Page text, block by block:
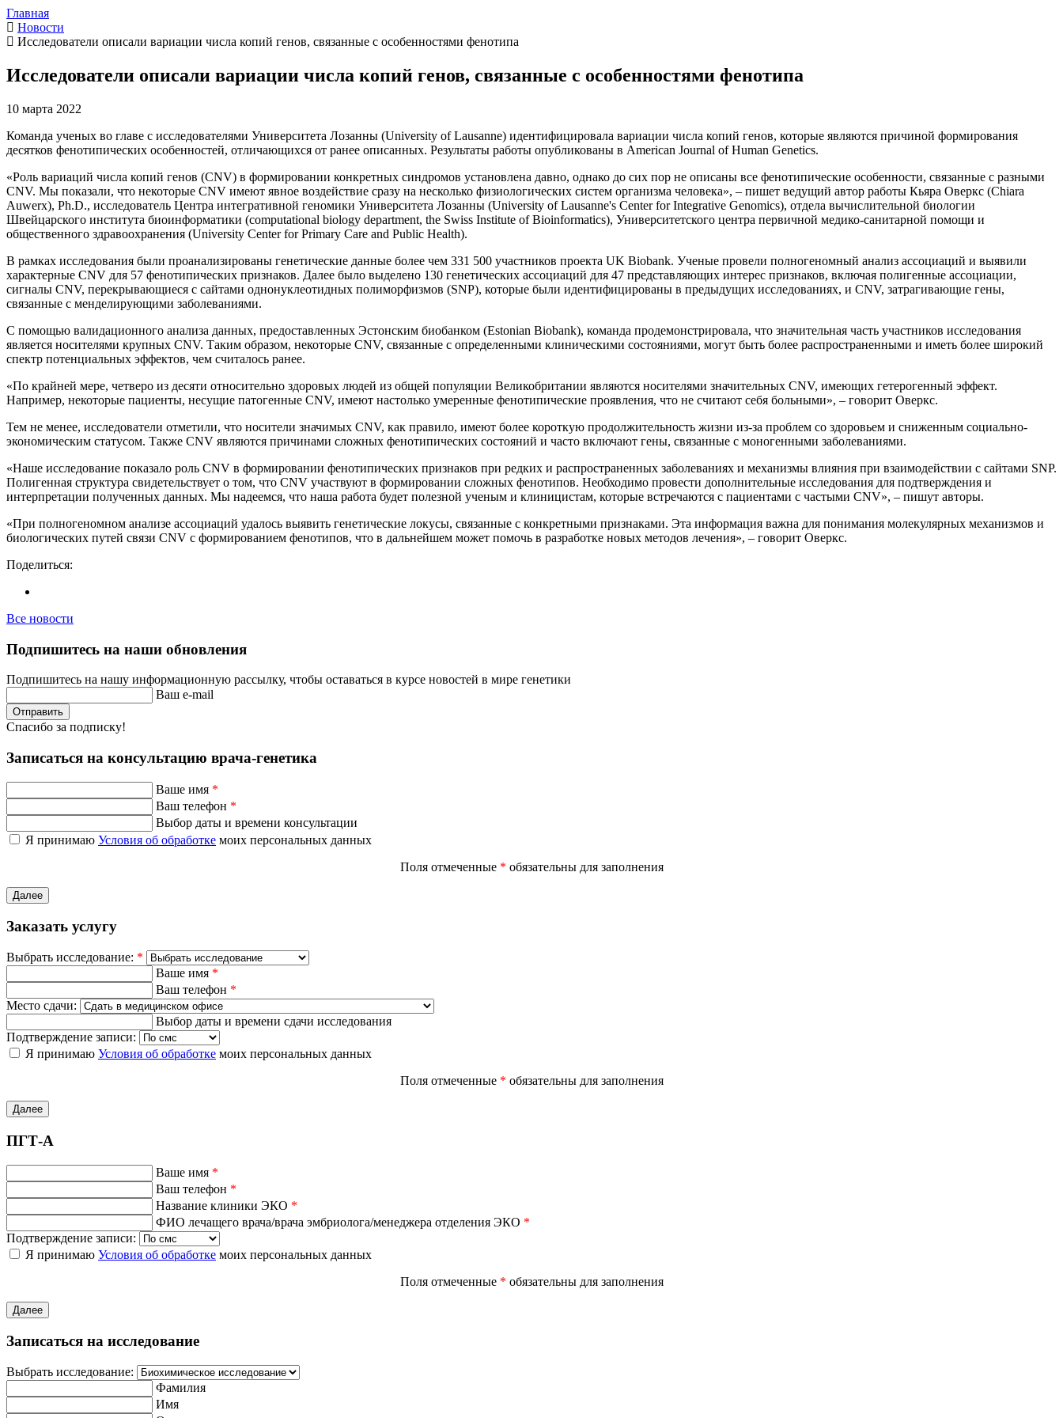
Главная
Новости
Исследователи описали вариации числа копий генов, связанные с особенностями фенотипа
Исследователи описали вариации числа копий генов, связанные с особенностями фенотипа
10 марта 2022
Команда ученых во главе с исследователями Университета Лозанны (University of Lausanne) идентифицировала вариации числа копий генов, которые являются причиной формирования
десятков фенотипических особенностей, отличающихся от ранее описанных. Результаты работы опубликованы в American Journal of Human Genetics.
«Роль вариаций числа копий генов (CNV) в формировании конкретных синдромов установлена давно, однако до сих пор не описаны все фенотипические особенности, связанные с разными
CNV. Мы показали, что некоторые CNV имеют явное воздействие сразу на несколько физиологических систем организма человека», – пишет ведущий автор работы Кьяра Оверкс (Chiara
Auwerx), Ph.D., исследователь Центра интегративной геномики Университета Лозанны (University of Lausanne's Center for Integrative Genomics), отдела вычислительной биологии
Швейцарского института биоинформатики (computational biology department, the Swiss Institute of Bioinformatics), Университетского центра первичной медико-санитарной помощи и
общественного здравоохранения (University Center for Primary Care and Public Health).
В рамках исследования были проанализированы генетические данные более чем 331 500 участников проекта UK Biobank. Ученые провели полногеномный анализ ассоциаций и выявили
характерные CNV для 57 фенотипических признаков. Далее было выделено 130 генетических ассоциаций для 47 представляющих интерес признаков, включая полигенные ассоциации,
сигналы CNV, перекрывающиеся с сайтами однонуклеотидных полиморфизмов (SNP), которые были идентифицированы в предыдущих исследованиях, и CNV, затрагивающие гены,
связанные с менделирующими заболеваниями.
С помощью валидационного анализа данных, предоставленных Эстонским биобанком (Estonian Biobank), команда продемонстрировала, что значительная часть участников исследования
является носителями крупных CNV. Таким образом, некоторые CNV, связанные с определенными клиническими состояниями, могут быть более распространенными и иметь более широкий
спектр потенциальных эффектов, чем считалось ранее.
«По крайней мере, четверо из десяти относительно здоровых людей из общей популяции Великобритании являются носителями значительных CNV, имеющих гетерогенный эффект.
Например, некоторые пациенты, несущие патогенные CNV, имеют настолько умеренные фенотипические проявления, что не считают себя больными», – говорит Оверкс.
Тем не менее, исследователи отметили, что носители значимых CNV, как правило, имеют более короткую продолжительность жизни из-за проблем со здоровьем и сниженным социально-
экономическим статусом. Также CNV являются причинами сложных фенотипических состояний и часто включают гены, связанные с моногенными заболеваниями.
«Наше исследование показало роль CNV в формировании фенотипических признаков при редких и распространенных заболеваниях и механизмы влияния при взаимодействии с сайтами SNP.
Полигенная структура свидетельствует о том, что CNV участвуют в формировании сложных фенотипов. Необходимо провести дополнительные исследования для подтверждения и
интерпретации полученных данных. Мы надеемся, что наша работа будет полезной ученым и клиницистам, которые встречаются с пациентами с частыми CNV», – пишут авторы.
«При полногеномном анализе ассоциаций удалось выявить генетические локусы, связанные с конкретными признаками. Эта информация важна для понимания молекулярных механизмов и
биологических путей связи CNV с формированием фенотипов, что в дальнейшем может помочь в разработке новых методов лечения», – говорит Оверкс.
Поделиться:
Все новости
Подпишитесь на наши обновления
Подпишитесь на нашу информационную рассылку, чтобы оставаться в курсе новостей в мире генетики
Ваш e-mail
Отправить
Спасибо за подписку!
Записаться на консультацию врача-генетика
Ваше имя *
Ваш телефон *
Выбор даты и времени консультации
Я принимаю Условия об обработке моих персональных данных
Поля отмеченные * обязательны для заполнения
Далее
Заказать услугу
Выбрать исследование: *
Ваше имя *
Ваш телефон *
Место сдачи:
Выбор даты и времени сдачи исследования
Подтверждение записи:
Я принимаю Условия об обработке моих персональных данных
Поля отмеченные * обязательны для заполнения
Далее
ПГТ-А
Ваше имя *
Ваш телефон *
Название клиники ЭКО *
ФИО лечащего врача/врача эмбриолога/менеджера отделения ЭКО *
Подтверждение записи:
Я принимаю Условия об обработке моих персональных данных
Поля отмеченные * обязательны для заполнения
Далее
Записаться на исследование
Выбрать исследование:
Фамилия
Имя